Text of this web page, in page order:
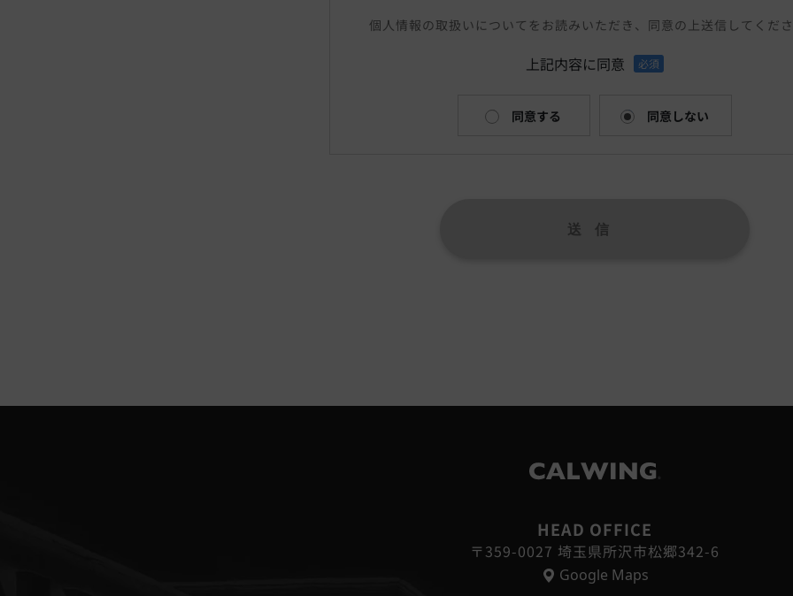
る情報であって、当該情報に含まれる氏名、生年月日、住所、電話番号、メ
レス、連絡先その他の記述等により特定の個人を識別できる情報および容貌
人を識別できる情報（個人識別情報）を指します。
2,電話・FAX・電子メールなどによる商品・サービスに関する情報提供
当社は、次に掲げる場合を除いて、あらかじめユーザーの同意を得ること
1,人の生命、身体または財産の保護のために必要がある場合であって、本人
2,国の機関もしくは地方公共団体またはその委託を受けた者が法令の定める
行することに対して協力する必要がある場合であって本人の同意を得ること
該事務の遂行に支障を及ぼすおそれがあるとき
個人情報の取扱いについてをお読みいただき、同意の上送信してくださ
上記内容に同意 必須
同意する 同意しない
HEAD OFFICE
〒359-0027 埼玉県所沢市松郷342-6
Google Maps